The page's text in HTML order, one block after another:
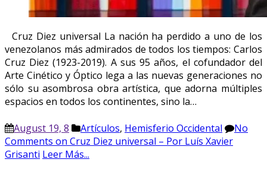
Cruz Diez universal La nación ha perdido a uno de los
venezolanos más admirados de todos los tiempos: Carlos
Cruz Diez (1923-2019). A sus 95 años, el cofundador del
Arte Cinético y Óptico lega a las nuevas generaciones no
sólo su asombrosa obra artística, que adorna múltiples
espacios en todos los continentes, sino la…
August 19, 8 Artículos, Hemisferio Occidental
No
Comments on Cruz Diez universal – Por Luís Xavier
Grisanti Leer Más...